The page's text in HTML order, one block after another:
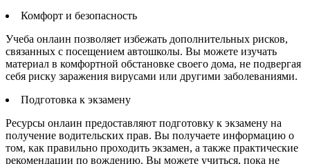
Комфорт и безопасность
Учеба онлаин позволяет избежать дополнительных рисков,
связанных с посещением автошколы. Вы можете изучать
материал в комфортной обстановке своего дома, не подвергая
себя риску заражения вирусами или другими заболеваниями.
Подготовка к экзамену
Ресурсы онлаин предоставляют подготовку к экзамену на
получение водительских прав. Вы получаете информацию о
том, как правильно проходить экзамен, а также практические
рекомендации по вождению. Вы можете учиться, пока не